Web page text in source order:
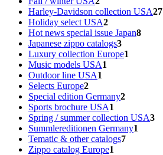
Harley-Davidson collection USA27
Holiday select USA2
Hot news special issue Japan8
Japanese zippo catalogs3
Luxury collection Europe1
Music models USA1
Outdoor line USA1
Selects Europe2
Special edition Germany2
Sports brochure USA1
Spring / summer collection USA3
Summlereditionen Germany1
Tematic & other catalogs7
Zippo catalog Europe1